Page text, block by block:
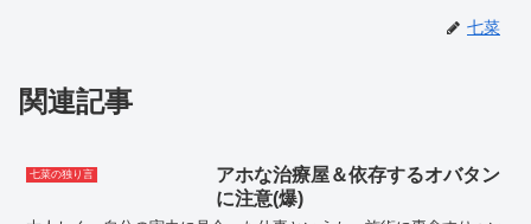
七菜
関連記事
七菜の独り言
アホな治療屋＆依存するオバタン
に注意(爆)